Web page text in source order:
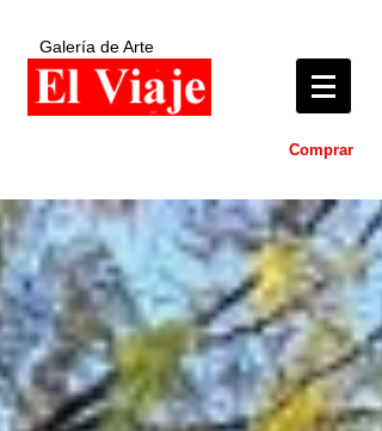
Galería de Arte
Comprar